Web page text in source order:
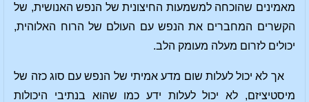
מאמינים שהוכחה למשמעות החיצונית של הנפש האנושית, של
הקשרים המחברים את הנפש עם העולם של הרוח האלוהית,
יכולים לזרום מעלה מעומק הלב.
אך לא יכול לעלות שום מדע אמיתי של הנפש עם סוג כזה של
מיסטיציזם, לא יכול לעלות ידע כמו שהוא בנתיבי היכולות